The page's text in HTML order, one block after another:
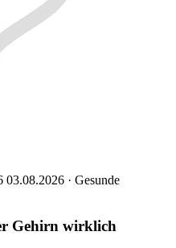
03.08.2026 · Gesunde
Gehirn wirklich